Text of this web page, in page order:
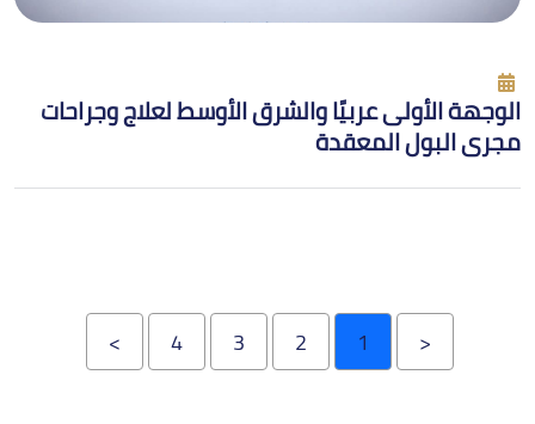
الوجهة الأولى عربيًا والشرق الأوسط لعلاج وجراحات
مجرى البول المعقدة
<
1
2
3
4
>